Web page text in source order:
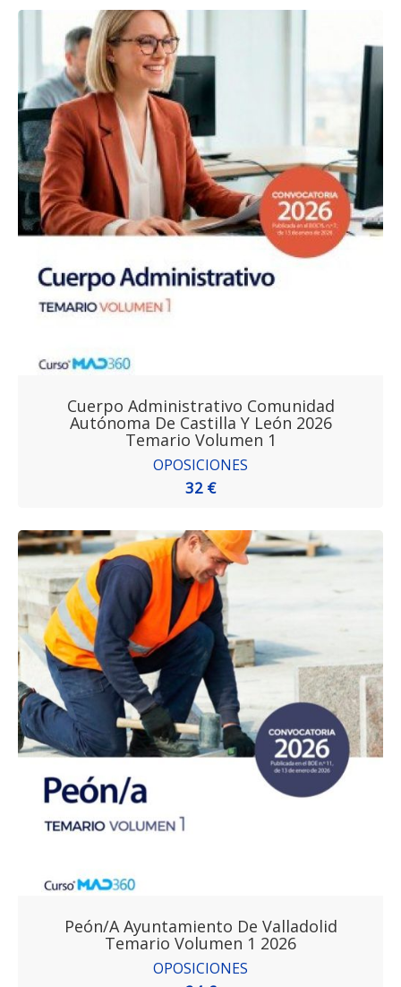
Cuerpo Administrativo Comunidad
Autónoma De Castilla Y León 2026
Temario Volumen 1
OPOSICIONES
32 €
Peón/a Ayuntamiento De Valladolid
Temario Volumen 1 2026
OPOSICIONES